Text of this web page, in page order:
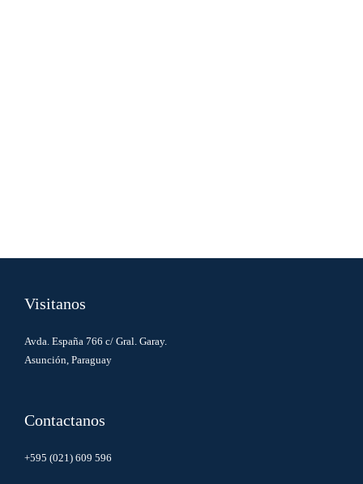
Visitanos
Avda. España 766 c/ Gral. Garay.
Asunción, Paraguay
Contactanos
+595 (021) 609 596